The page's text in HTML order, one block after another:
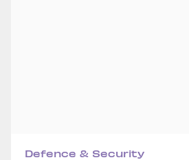
Defence & Security